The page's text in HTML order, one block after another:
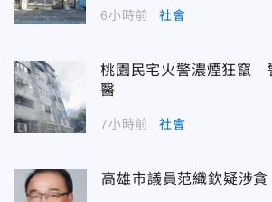
6小時前 社會
桃園民宅火警濃煙狂竄
醫
7小時前 社會
高雄市議員范織欽疑涉